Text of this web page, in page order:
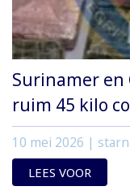
Surinamer en
ruim 45 kilo
10 mei 2026 |
LEES VOOR